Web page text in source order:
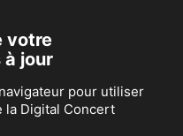
votre
à jour
pour utiliser
la Digital Concert